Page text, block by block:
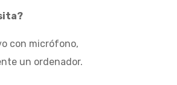
con micrófono,
un ordenador.